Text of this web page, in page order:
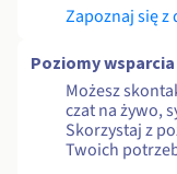
Zapoznaj się
Poziomy wsparcia
Możesz
czat na żywo,
Skorzystaj z
Twoich